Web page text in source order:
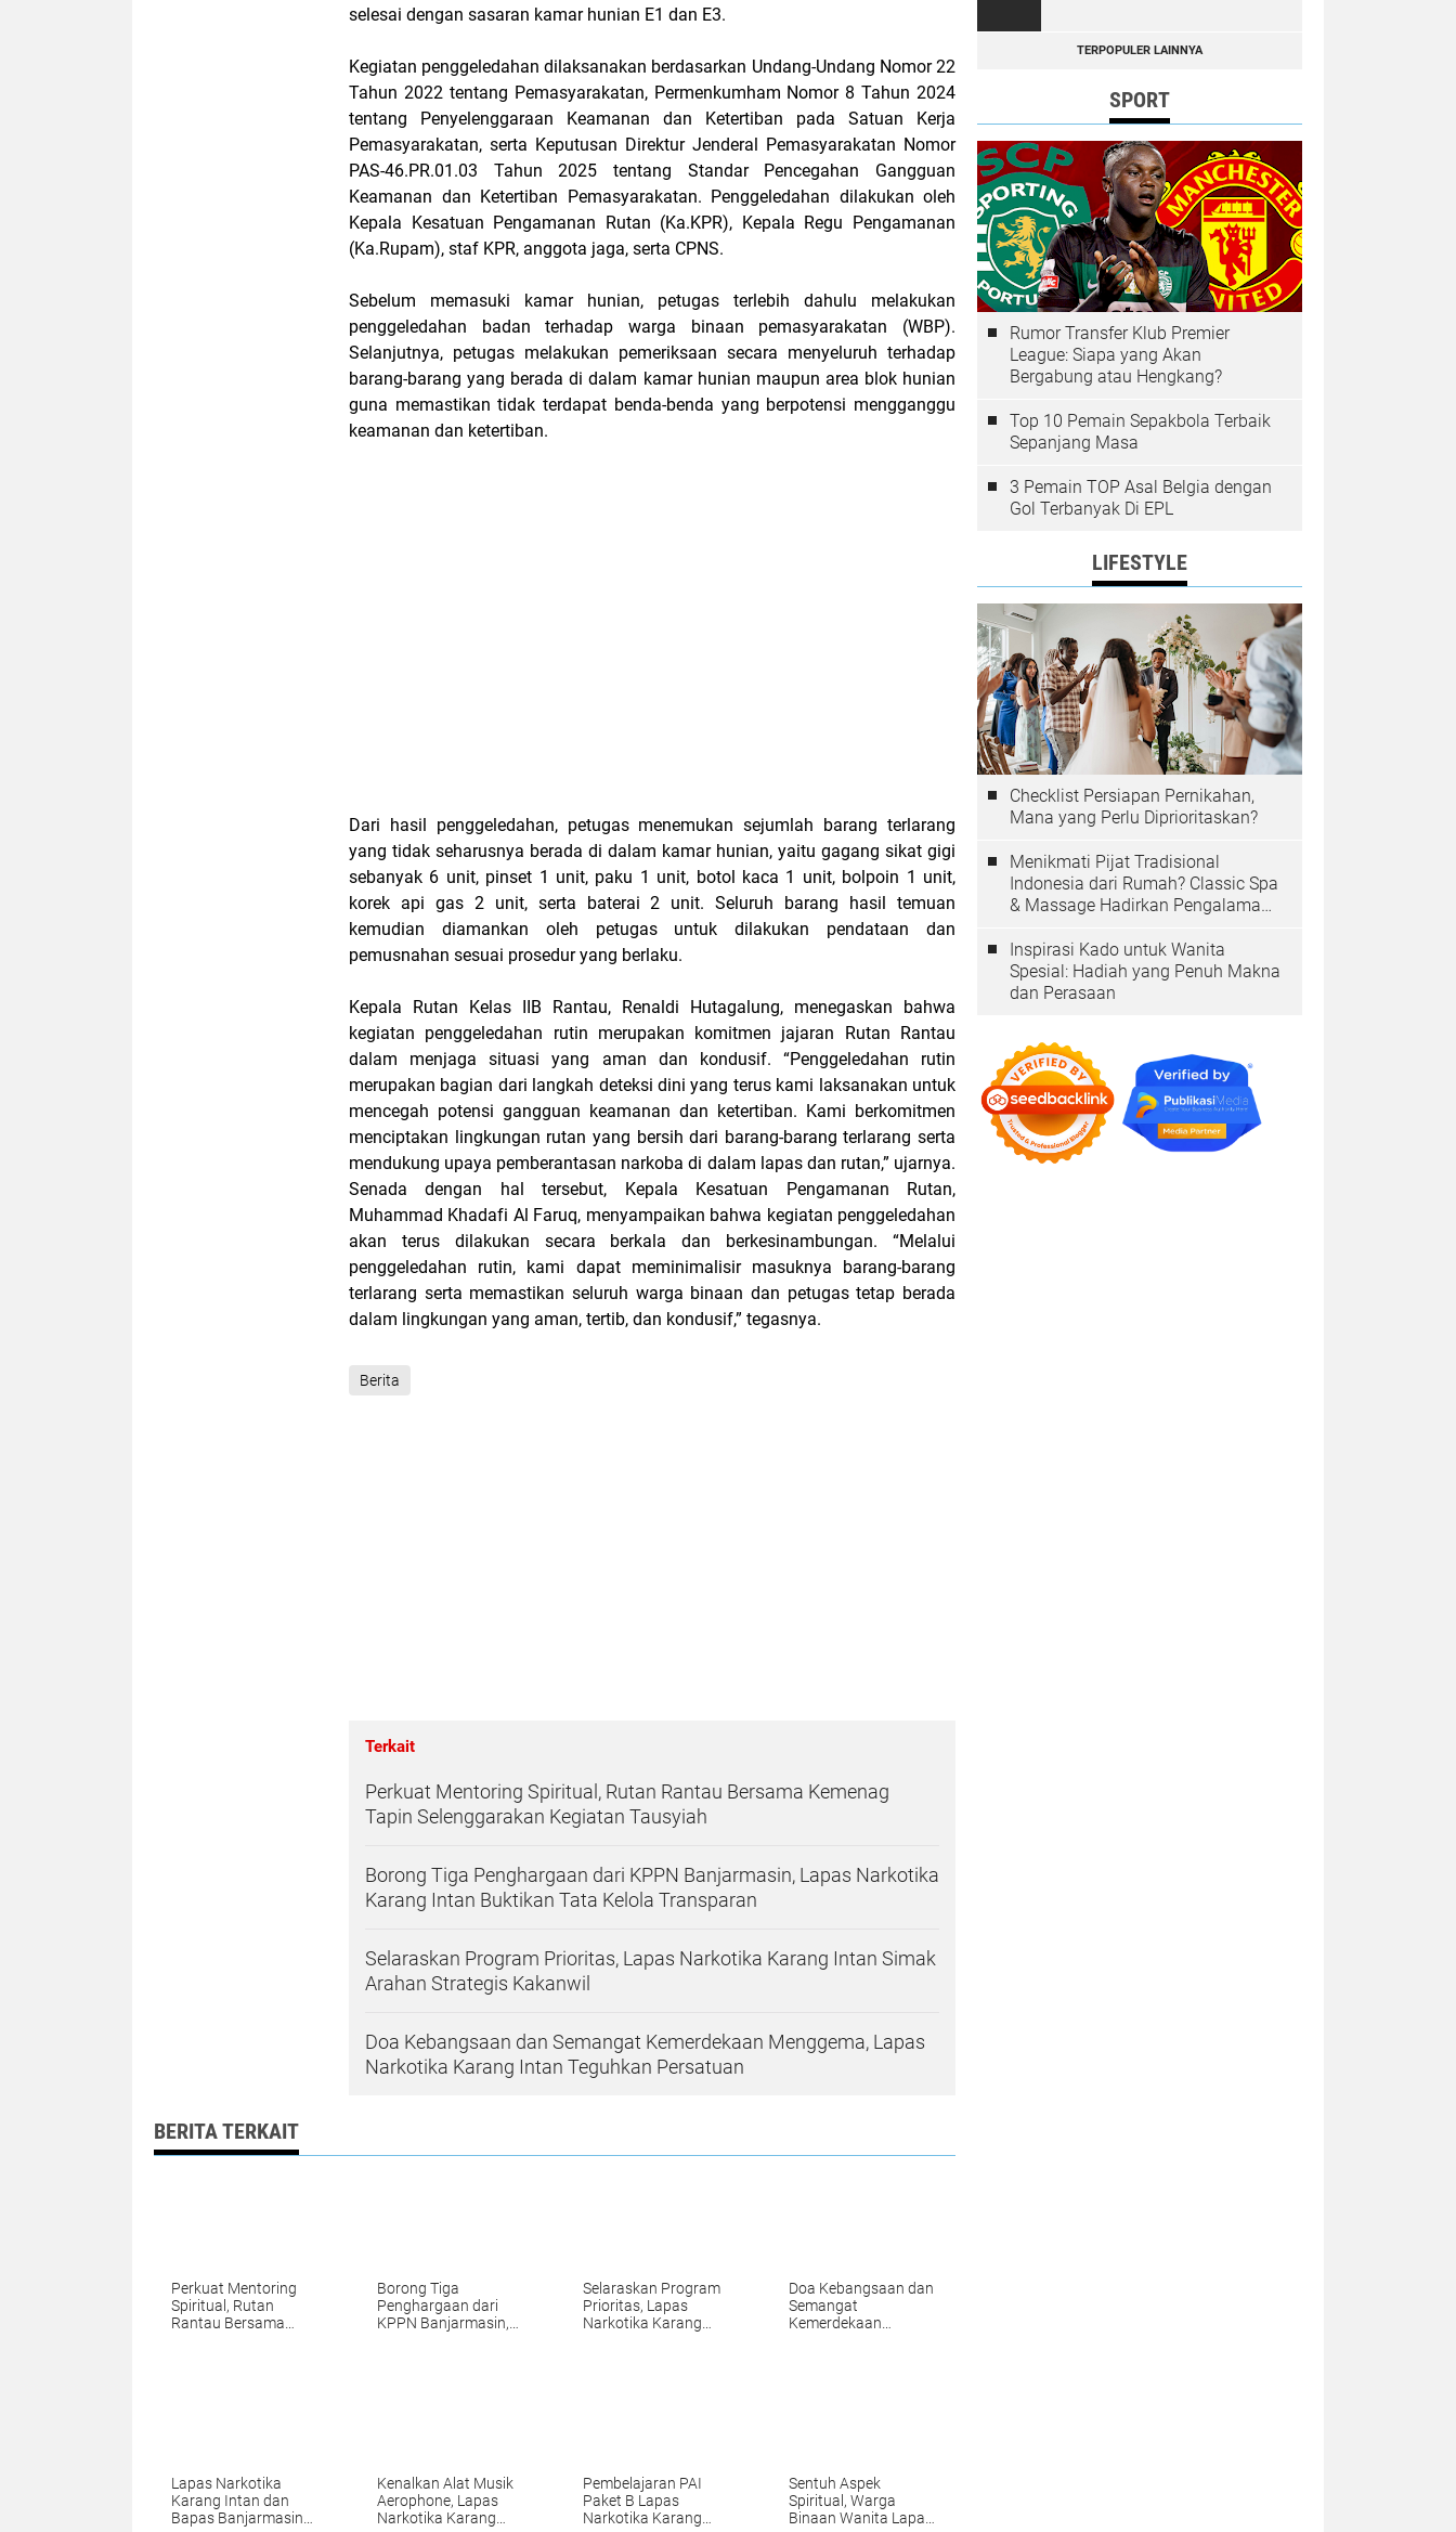
selesai dengan sasaran kamar hunian E1 dan E3.
Kegiatan penggeledahan dilaksanakan berdasarkan Undang-Undang Nomor 22
Tahun 2022 tentang Pemasyarakatan, Permenkumham Nomor 8 Tahun 2024
tentang Penyelenggaraan Keamanan dan Ketertiban pada Satuan Kerja
Pemasyarakatan, serta Keputusan Direktur Jenderal Pemasyarakatan Nomor
PAS-46.PR.01.03 Tahun 2025 tentang Standar Pencegahan Gangguan
Keamanan dan Ketertiban Pemasyarakatan. Penggeledahan dilakukan oleh
Kepala Kesatuan Pengamanan Rutan (Ka.KPR), Kepala Regu Pengamanan
(Ka.Rupam), staf KPR, anggota jaga, serta CPNS.
Sebelum memasuki kamar hunian, petugas terlebih dahulu melakukan
penggeledahan badan terhadap warga binaan pemasyarakatan (WBP).
Selanjutnya, petugas melakukan pemeriksaan secara menyeluruh terhadap
barang-barang yang berada di dalam kamar hunian maupun area blok hunian
guna memastikan tidak terdapat benda-benda yang berpotensi mengganggu
keamanan dan ketertiban.
Dari hasil penggeledahan, petugas menemukan sejumlah barang terlarang
yang tidak seharusnya berada di dalam kamar hunian, yaitu gagang sikat gigi
sebanyak 6 unit, pinset 1 unit, paku 1 unit, botol kaca 1 unit, bolpoin 1 unit,
korek api gas 2 unit, serta baterai 2 unit. Seluruh barang hasil temuan
kemudian diamankan oleh petugas untuk dilakukan pendataan dan
pemusnahan sesuai prosedur yang berlaku.
Kepala Rutan Kelas IIB Rantau, Renaldi Hutagalung, menegaskan bahwa
kegiatan penggeledahan rutin merupakan komitmen jajaran Rutan Rantau
dalam menjaga situasi yang aman dan kondusif. “Penggeledahan rutin
merupakan bagian dari langkah deteksi dini yang terus kami laksanakan untuk
mencegah potensi gangguan keamanan dan ketertiban. Kami berkomitmen
menciptakan lingkungan rutan yang bersih dari barang-barang terlarang serta
mendukung upaya pemberantasan narkoba di dalam lapas dan rutan,” ujarnya.
Senada dengan hal tersebut, Kepala Kesatuan Pengamanan Rutan,
Muhammad Khadafi Al Faruq, menyampaikan bahwa kegiatan penggeledahan
akan terus dilakukan secara berkala dan berkesinambungan. “Melalui
penggeledahan rutin, kami dapat meminimalisir masuknya barang-barang
terlarang serta memastikan seluruh warga binaan dan petugas tetap berada
dalam lingkungan yang aman, tertib, dan kondusif,” tegasnya.
Berita
Terkait
Perkuat Mentoring Spiritual, Rutan Rantau Bersama Kemenag
Tapin Selenggarakan Kegiatan Tausyiah
Borong Tiga Penghargaan dari KPPN Banjarmasin, Lapas Narkotika
Karang Intan Buktikan Tata Kelola Transparan
Selaraskan Program Prioritas, Lapas Narkotika Karang Intan Simak
Arahan Strategis Kakanwil
Doa Kebangsaan dan Semangat Kemerdekaan Menggema, Lapas
Narkotika Karang Intan Teguhkan Persatuan
BERITA TERKAIT
Perkuat Mentoring
Spiritual, Rutan
Rantau Bersama
Borong Tiga
Penghargaan dari
KPPN Banjarmasin,
Selaraskan Program
Prioritas, Lapas
Narkotika Karang
Doa Kebangsaan dan
Semangat
Kemerdekaan
Lapas Narkotika
Karang Intan dan
Bapas Banjarmasin
Kenalkan Alat Musik
Aerophone, Lapas
Narkotika Karang
Pembelajaran PAI
Paket B Lapas
Narkotika Karang
Sentuh Aspek
Spiritual, Warga
Binaan Wanita Lapas
TERPOPULER LAINNYA
SPORT
Rumor Transfer Klub Premier
League: Siapa yang Akan
Bergabung atau Hengkang?
Top 10 Pemain Sepakbola Terbaik
Sepanjang Masa
3 Pemain TOP Asal Belgia dengan
Gol Terbanyak Di EPL
LIFESTYLE
Checklist Persiapan Pernikahan,
Mana yang Perlu Diprioritaskan?
Menikmati Pijat Tradisional
Indonesia dari Rumah? Classic Spa
& Massage Hadirkan Pengalaman
Inspirasi Kado untuk Wanita
Spesial: Hadiah yang Penuh Makna
dan Perasaan